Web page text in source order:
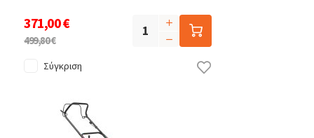
371,00 €
499,80 €
Σύγκριση